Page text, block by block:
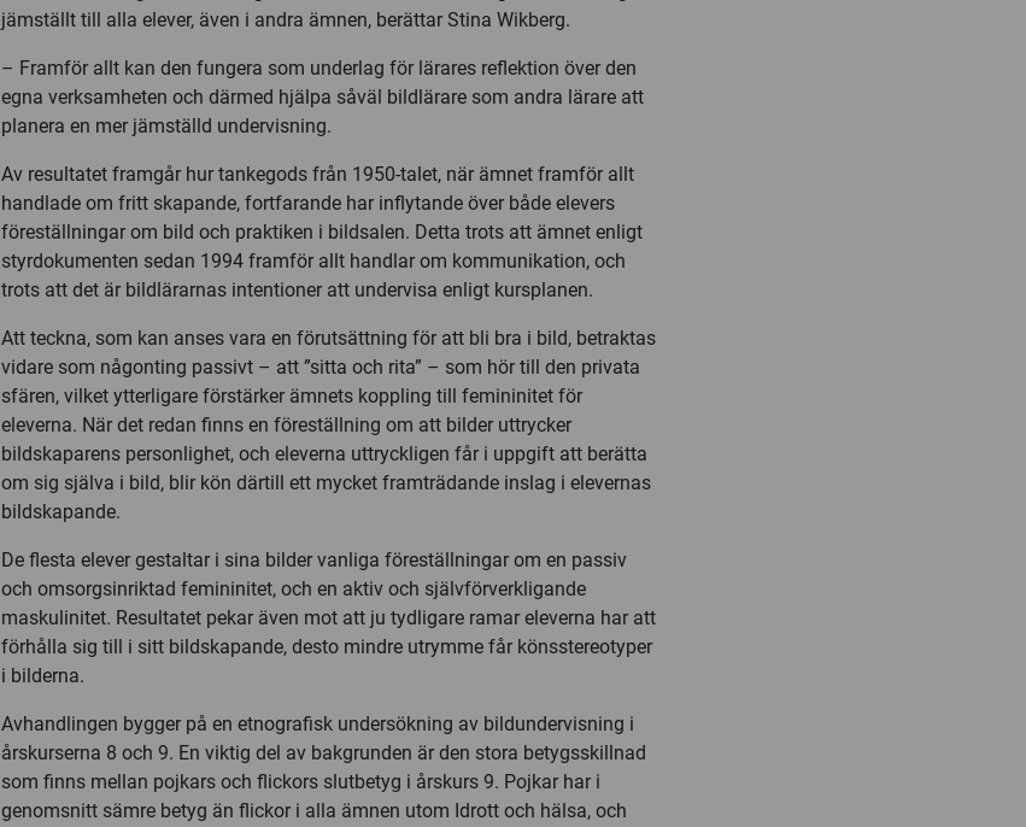
jämställt till alla elever, även i andra ämnen, berättar Stina Wikberg.
– Framför allt kan den fungera som underlag för lärares reflektion över den
egna verksamheten och därmed hjälpa såväl bildlärare som andra lärare att
planera en mer jämställd undervisning.
Av resultatet framgår hur tankegods från 1950-talet, när ämnet framför allt
handlade om fritt skapande, fortfarande har inflytande över både elevers
föreställningar om bild och praktiken i bildsalen. Detta trots att ämnet enligt
styrdokumenten sedan 1994 framför allt handlar om kommunikation, och
trots att det är bildlärarnas intentioner att undervisa enligt kursplanen.
Att teckna, som kan anses vara en förutsättning för att bli bra i bild, betraktas
vidare som någonting passivt – att ”sitta och rita” – som hör till den privata
sfären, vilket ytterligare förstärker ämnets koppling till femininitet för
eleverna. När det redan finns en föreställning om att bilder uttrycker
bildskaparens personlighet, och eleverna uttryckligen får i uppgift att berätta
om sig själva i bild, blir kön därtill ett mycket framträdande inslag i elevernas
bildskapande.
De flesta elever gestaltar i sina bilder vanliga föreställningar om en passiv
och omsorgsinriktad femininitet, och en aktiv och självförverkligande
maskulinitet. Resultatet pekar även mot att ju tydligare ramar eleverna har att
förhålla sig till i sitt bildskapande, desto mindre utrymme får könsstereotyper
i bilderna.
Avhandlingen bygger på en etnografisk undersökning av bildundervisning i
årskurserna 8 och 9. En viktig del av bakgrunden är den stora betygsskillnad
som finns mellan pojkars och flickors slutbetyg i årskurs 9. Pojkar har i
genomsnitt sämre betyg än flickor i alla ämnen utom Idrott och hälsa, och